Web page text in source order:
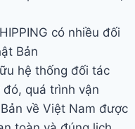
có nhiều đối
Bản
hệ thống đối tác
quá trình vận
về Việt Nam được